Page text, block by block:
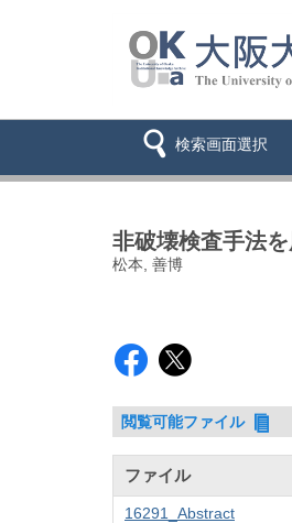
検索画面選択
非破壊検査手法
松本, 善博
閲覧可能ファイル
ファイル
16291_Abstract